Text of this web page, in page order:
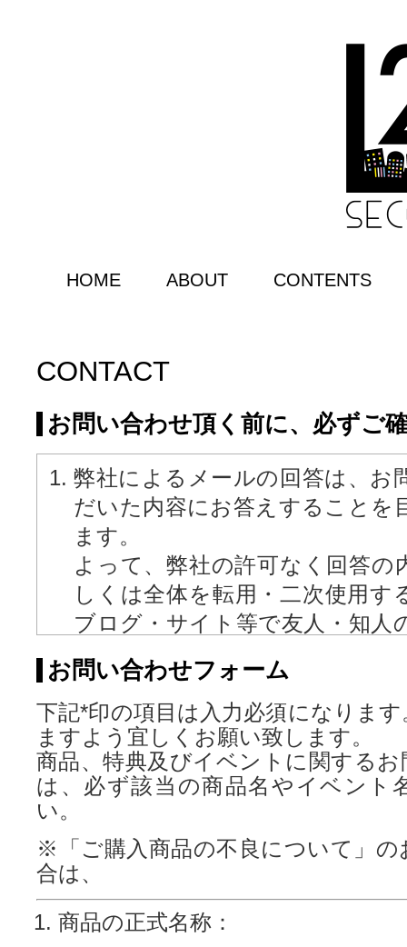
HOME ABOUT CONTENTS
CONTACT
お問い合わせ頂く前に、必ずご
弊社によるメールの回答は、お
だいた内容にお答えすることを
ます。
よって、弊社の許可なく回答の
しくは全体を転用・二次使用す
ブログ・サイト等で友人・知人
該お客様ではない方に開示する
りします。
お客様からお送りいただいたメ
業時間内に拝読しております。
受付可能ですが、回答は営業
す。
営業時間：平日10：00～18：00(
お盆期間、年末年始除く)
お問い合わせ内容・混雑状況・
間などにより、回答を差し上げ
お問い合わせフォーム
下記*印の項目は入力必須になりま
ますよう宜しくお願い致します。
商品、特典及びイベントに関する
は、必ず該当の商品名やイベント
い。
※「ご購入商品の不良について」の
合は、
商品の正式名称：